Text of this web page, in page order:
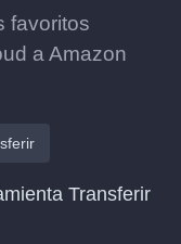
favoritos
a Amazon
Transferir